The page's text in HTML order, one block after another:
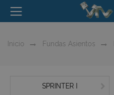
Inicio Fundas Asientos
SPRINTER I